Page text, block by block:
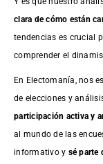
clara de cómo están
tendencias es crucial
comprender el
En Electomanía, nos
de elecciones y
participación activa y
al mundo de las
informativo y sé parte